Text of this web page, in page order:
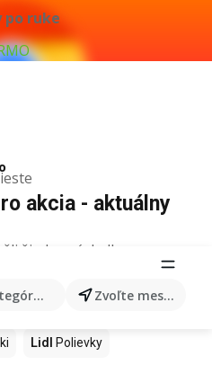
po ruke
produkty... Zvoľte mesto
akcia - aktuálny
žiadne výsledky.
Lidl
Nintendo Switch
Lidl Polievky